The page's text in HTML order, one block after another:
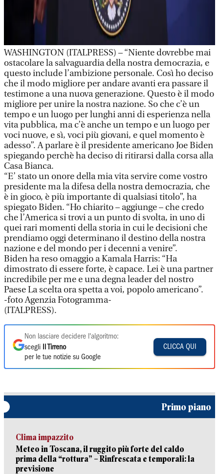
WASHINGTON (ITALPRESS) – “Niente dovrebbe mai
ostacolare la salvaguardia della nostra democrazia, e
questo include l’ambizione personale. Così ho deciso
che il modo migliore per andare avanti era passare il
testimone a una nuova generazione. Questo è il modo
migliore per unire la nostra nazione. So che c’è un
tempo e un luogo per lunghi anni di esperienza nella
vita pubblica, ma c’è anche un tempo e un luogo per
voci nuove, e sì, voci più giovani, e quel momento è
adesso”. A parlare è il presidente americano Joe Biden
spiegando perchè ha deciso di ritirarsi dalla corsa alla
Casa Bianca.
“E’ stato un onore della mia vita servire come vostro
presidente ma la difesa della nostra democrazia, che
è in gioco, è più importante di qualsiasi titolo”, ha
spiegato Biden. “Ho chiarito – aggiunge – che credo
che l’America si trovi a un punto di svolta, in uno di
quei rari momenti della storia in cui le decisioni che
prendiamo oggi determinano il destino della nostra
nazione e del mondo per i decenni a venire”.
Biden ha reso omaggio a Kamala Harris: “Ha
dimostrato di essere forte, è capace. Lei è una partner
incredibile per me e una degna leader del nostro
Paese La scelta ora spetta a voi, popolo americano”.
-foto Agenzia Fotogramma-
(ITALPRESS).
Non lasciare decidere l'algoritmo:
scegli
Il Tirreno
per le tue notizie su Google
CLICCA QUI
Primo piano
Clima impazzito
Meteo in Toscana, il ruggito più forte del caldo
prima della “rottura” – Rinfrescata e temporali: la
previsione